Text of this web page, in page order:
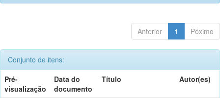
Anterior 1 Póximo
Conjunto de itens:
Pré-
visualização
Data do
documento
Título Autor(es)